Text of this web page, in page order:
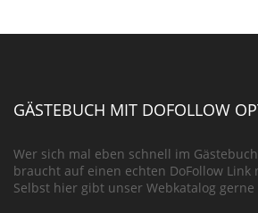
GÄSTEBUCH MIT DOFOLLOW
Wer sich mal eben schnell im
braucht auf einen echten DoFollow Link
Selbst hier gibt unser Webkatalog gerne